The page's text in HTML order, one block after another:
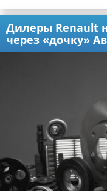
Дилеры Renault
через «дочку»